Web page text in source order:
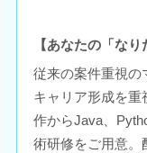
【あなたの「な
従来の案件重視の
キャリア形成を重
作からJava、
術研修をご用意。